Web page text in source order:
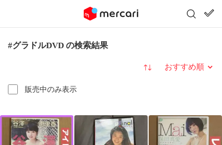
#グラドルDVD の検索結果
販売中のみ表示
並び替え